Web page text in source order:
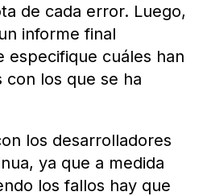
de cada error. Luego,
informe final
especifique cuáles han
los que se ha
los desarrolladores
ya que a medida
los fallos hay que